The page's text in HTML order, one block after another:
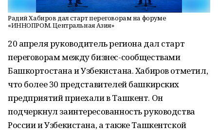
Радий Хабиров дал старт переговорам на форуме
«ИННОПРОМ. Центральная Азия»
20 апреля руководитель региона дал старт
переговорам между бизнес-сообществами
Башкортостана и Узбекистана. Хабиров отметил,
что более 30 представителей башкирских
предприятий приехали в Ташкент. Он
подчеркнул заинтересованность руководства
России и Узбекистана, а также Ташкентской